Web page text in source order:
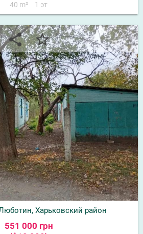
40 m² 1 эт
share star_border
Харьковский район
551 000 грн